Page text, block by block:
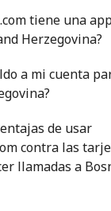
tiene una
Herzegovina?
a mi cuenta
de usar
contra las
llamadas a